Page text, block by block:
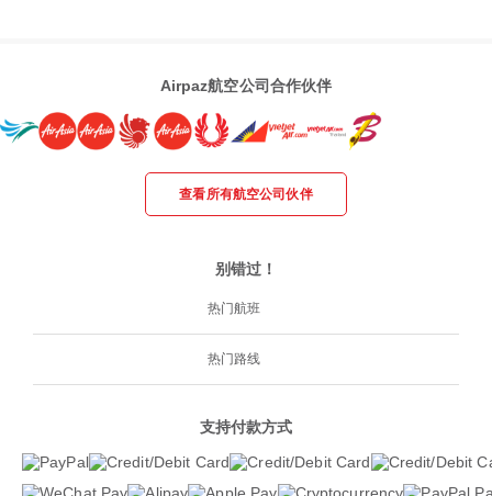
Airpaz航空公司合作伙伴
查看所有航空公司伙伴
别错过！
热门航班
热门路线
支持付款方式